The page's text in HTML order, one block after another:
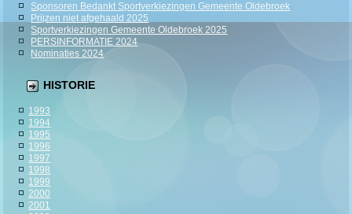
Sponsoren Bedankt Sportverkiezingen Gemeente Oldebroek
Prijzen niet afgehaald 2025
Sportverkiezingen Gemeente Oldebroek 2025
PERSINFORMATIE 2024
Nominaties 2024
HISTORIE
1993
1994
1995
1996
1997
1998
1999
2000
2001